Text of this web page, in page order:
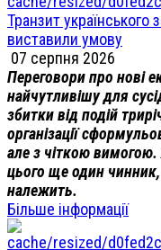
Транзит українського
виставили умову
07 серпня 2026
Переговори про нові
найчутливішу для
збитки від подій
організації
але з чіткою вимогою.
цього ще один чинник,
належить.
Більше інформації